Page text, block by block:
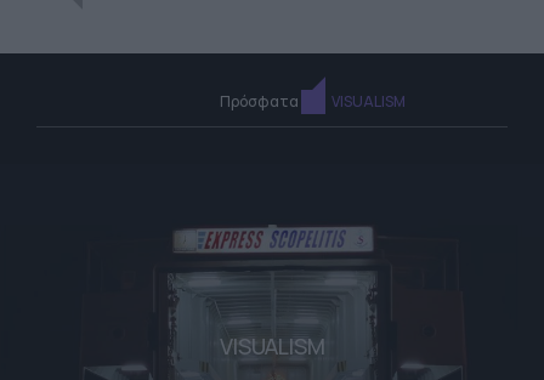
Πρόσφατα VISUALISM
VISUALISM